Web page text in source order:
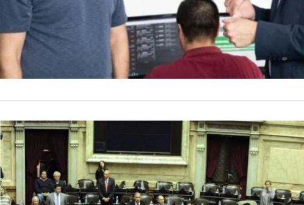
NACIONALES
Fallo de la
exdueños de
La Corte Suprema de